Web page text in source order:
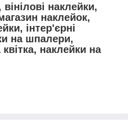
наклейки,
наклейок,
інтер'єрні
на шпалери,
наклейки на